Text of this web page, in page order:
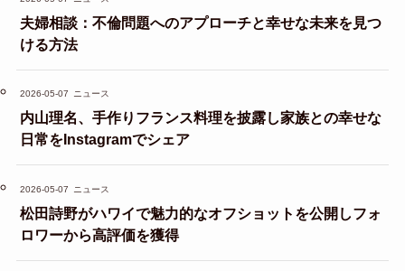
夫婦相談：不倫問題へのアプローチと幸せな未来を見つ
ける方法
2026-05-07 ニュース
内山理名、手作りフランス料理を披露し家族との幸せな
日常をInstagramでシェア
2026-05-07 ニュース
松田詩野がハワイで魅力的なオフショットを公開しフォ
ロワーから高評価を獲得